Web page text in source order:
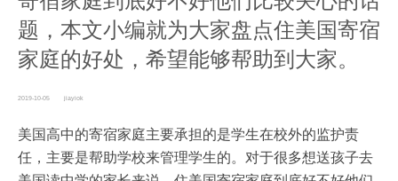
题，本文小编就为大家盘点住美国寄宿
家庭的好处，希望能够帮助到大家。
2019-10-05 jiayiok
美国高中的寄宿家庭主要承担的是学生在校外的监护责
任，主要是帮助学校来管理学生的。对于很多想送孩子去